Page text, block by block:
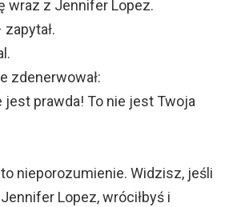
wraz z Jennifer Lopez.
zdenerwował:
jest prawda! To nie jest Twoja
nieporozumienie. Widzisz, jeśli
Lopez, wróciłbyś i